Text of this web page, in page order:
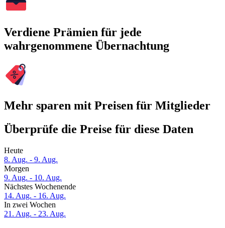
Verdiene Prämien für jede
wahrgenommene Übernachtung
Mehr sparen mit Preisen für Mitglieder
Überprüfe die Preise für diese Daten
Heute
8. Aug. - 9. Aug.
Morgen
9. Aug. - 10. Aug.
Nächstes Wochenende
14. Aug. - 16. Aug.
In zwei Wochen
21. Aug. - 23. Aug.